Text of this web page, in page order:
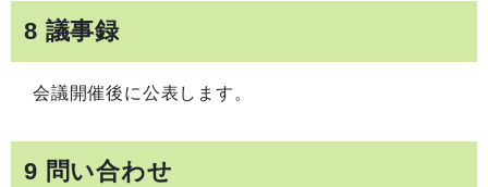
8 議事録
会議開催後に公表します。
9 問い合わせ